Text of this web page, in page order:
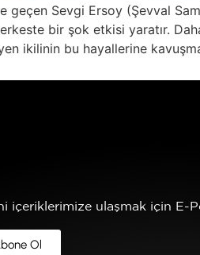
Sevgi Ersoy (Şevval
bir şok etkisi yaratır.
ikilinin bu hayallerine
içeriklerimize ulaşmak için E-
Ol